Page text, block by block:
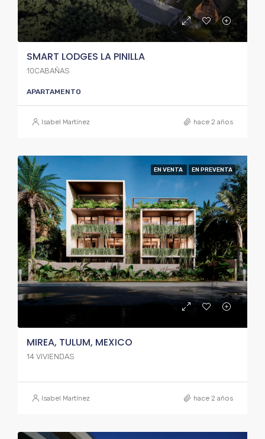
SMART LODGES LA PINILLA
10CABAÑAS
APARTAMENTO
Isabel Martínez hace 2 años
EN VENTA EN PREVENTA
MIREA, TULUM, MEXICO
14 VIVIENDAS
Isabel Martínez hace 2 años